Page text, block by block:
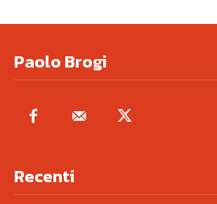
Paolo Brogi
Recenti